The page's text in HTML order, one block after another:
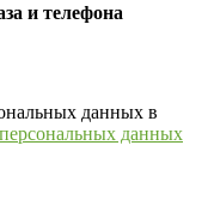
и телефона
данных в
данных